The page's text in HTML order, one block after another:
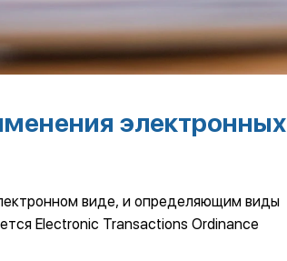
электронных
виде, и определяющим виды
Electronic Transactions Ordinance